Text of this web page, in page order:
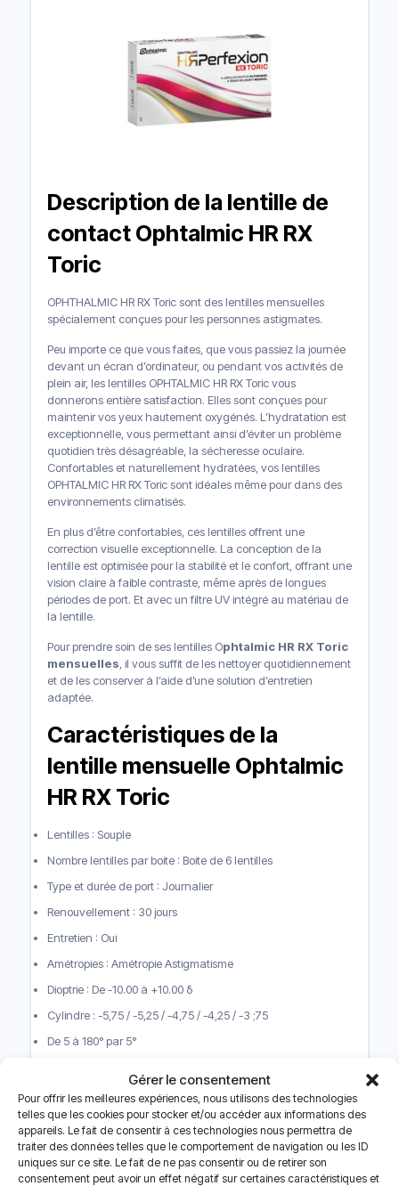
Gérer le consentement
Pour offrir les meilleures expériences, nous utilisons des technologies
telles que les cookies pour stocker et/ou accéder aux informations des
appareils. Le fait de consentir à ces technologies nous permettra de
traiter des données telles que le comportement de navigation ou les ID
uniques sur ce site. Le fait de ne pas consentir ou de retirer son
consentement peut avoir un effet négatif sur certaines caractéristiques et
Description de la lentille de
contact Ophtalmic HR RX
Toric
OPHTHALMIC HR RX Toric sont des lentilles mensuelles
spécialement conçues pour les personnes astigmates.
Peu importe ce que vous faites, que vous passiez la journée
devant un écran d’ordinateur, ou pendant vos activités de
plein air, les lentilles OPHTALMIC HR RX Toric vous
donnerons entière satisfaction. Elles sont conçues pour
maintenir vos yeux hautement oxygénés. L’hydratation est
exceptionnelle, vous permettant ainsi d’éviter un problème
quotidien très désagréable, la sécheresse oculaire.
Confortables et naturellement hydratées, vos lentilles
OPHTALMIC HR RX Toric sont idéales même pour dans des
environnements climatisés.
En plus d’être confortables, ces lentilles offrent une
correction visuelle exceptionnelle. La conception de la
lentille est optimisée pour la stabilité et le confort, offrant une
vision claire à faible contraste, même après de longues
périodes de port. Et avec un filtre UV intégré au matériau de
la lentille.
Pour prendre soin de ses lentilles Ophtalmic HR RX Toric
mensuelles , il vous suffit de les nettoyer quotidiennement
et de les conserver à l’aide d’une solution d’entretien
adaptée.
Caractéristiques de la
lentille mensuelle Ophtalmic
HR RX Toric
Lentilles : Souple
Nombre lentilles par boite : Boite de 6 lentilles
Type et durée de port : Journalier
Renouvellement : 30 jours
Entretien : Oui
Amétropies : Amétropie Astigmatisme
Dioptrie : De -10.00 à +10.00 δ
Cylindre : -5,75 / -5,25 / -4,75 / -4,25 / -3 ;75
De 5 à 180° par 5°
Rayon : 8.70 mm
Matériau : Silicone hydrogel Somofilcon
Hydrophilie : 58%
Protection UV : Filtre UV